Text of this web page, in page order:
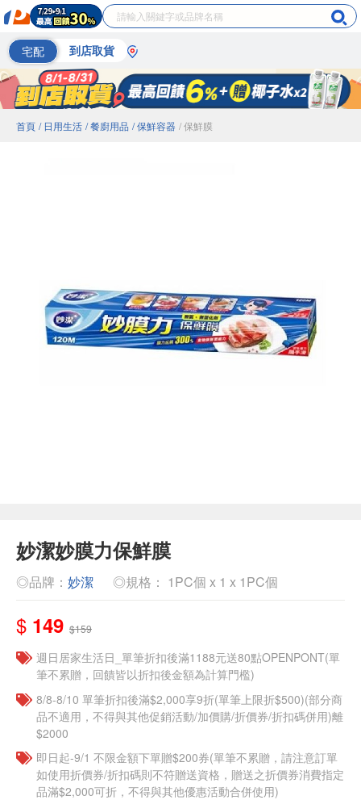
宅配 到店取貨
首頁 / 日用生活 / 餐廚用品 / 保鮮容器 / 保鮮膜
妙潔妙膜力保鮮膜
◎品牌： 妙潔 ◎規格： 1PC個 x 1 x 1PC個
$ 149 $159
週日居家生活日_單筆折扣後滿1188元送80點OPENPONT(單
筆不累贈，回饋皆以折扣後金額為計算門檻)
8/8-8/10 單筆折扣後滿$2,000享9折(單筆上限折$500)(部分商
品不適用，不得與其他促銷活動/加價購/折價券/折扣碼併用)離
$2000
即日起-9/1 不限金額下單贈$200券(單筆不累贈，請注意訂單
如使用折價券/折扣碼則不符贈送資格，贈送之折價券消費指定
品滿$2,000可折，不得與其他優惠活動合併使用)